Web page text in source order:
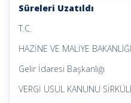
Süreleri Uzatıldı
T.C.
HAZİNE VE MALİYE BAKANLIĞI
Gelir İdaresi Başkanlığı
VERGİ USUL KANUNU